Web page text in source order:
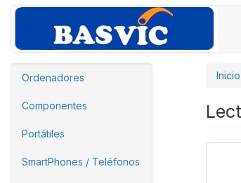
Ordenadores
Componentes
Portátiles
SmartPhones / Teléfonos
Inicio